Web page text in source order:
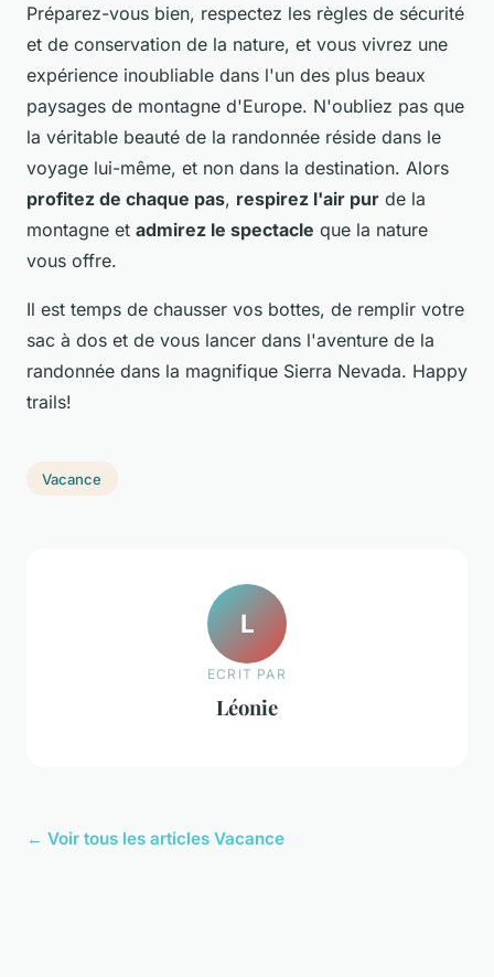
Préparez-vous bien, respectez les règles de sécurité
et de conservation de la nature, et vous vivrez une
expérience inoubliable dans l'un des plus beaux
paysages de montagne d'Europe. N'oubliez pas que
la véritable beauté de la randonnée réside dans le
voyage lui-même, et non dans la destination. Alors
profitez de chaque pas, respirez l'air pur de la
montagne et admirez le spectacle que la nature
vous offre.
Il est temps de chausser vos bottes, de remplir votre
sac à dos et de vous lancer dans l'aventure de la
randonnée dans la magnifique Sierra Nevada. Happy
trails!
Vacance
L
ECRIT PAR
Léonie
← Voir tous les articles Vacance